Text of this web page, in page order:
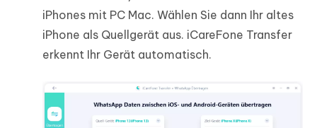
iPhones mit PC Mac. Wählen Sie dann Ihr altes
iPhone als Quellgerät aus. iCareFone Transfer
erkennt Ihr Gerät automatisch.